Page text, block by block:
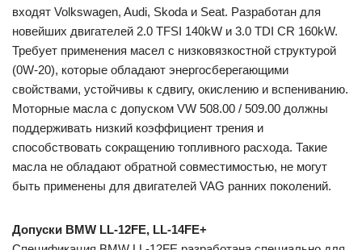
входят Volkswagen, Audi, Skoda и Seat. Разработан для
новейших двигателей 2.0 TFSI 140kW и 3.0 TDI CR 160kW.
Требует применения масел с низковязкостной структурой
(0W-20), которые обладают энергосберегающими
свойствами, устойчивы к сдвигу, окислению и вспениванию.
Моторные масла с допуском VW 508.00 / 509.00 должны
поддерживать низкий коэффициент трения и
способствовать сокращению топливного расхода. Такие
масла не обладают обратной совместимостью, не могут
быть применены для двигателей VAG ранних поколений.
Допуски BMW LL-12FE, LL-14FE+